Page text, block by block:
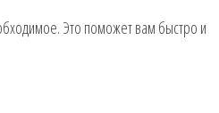
Это поможет вам быстро и